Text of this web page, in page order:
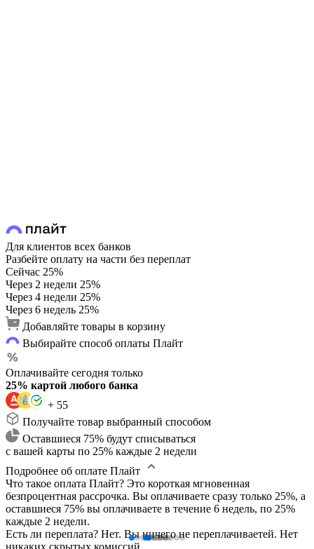
Для клиентов всех банков
Разбейте оплату на части без переплат
Сейчас 25%
Через 2 недели 25%
Через 4 недели 25%
Через 6 недель 25%
Добавляйте товары в корзину
Выбирайте способ оплаты Плайт
Оплачивайте сегодня только
25% картой любого банка
+ 55
Получайте товар выбранный способом
Оставшиеся 75% будут списываться
с вашей карты по 25% каждые 2 недели
Подробнее об оплате Плайт
Что такое оплата Плайт? Это короткая мгновенная
безпроцентная рассрочка. Вы оплачиваете сразу только 25%, а
оставшиеся 75% вы оплачиваете в течение 6 недель, по 25%
каждые 2 недели.
Есть ли переплата? Нет. Вы ничего не переплачиваетей. Нет